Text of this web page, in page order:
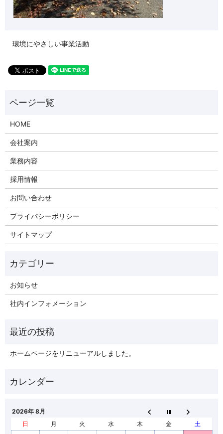
環境にやさしい事業活動
HOME
会社案内
業務内容
採用情報
お問い合わせ
プライバシーポリシー
サイトマップ
お知らせ
社内インフォメーション
ホームページをリニューアルしました。
2026年 8月
日
月 火 水 木 金
土